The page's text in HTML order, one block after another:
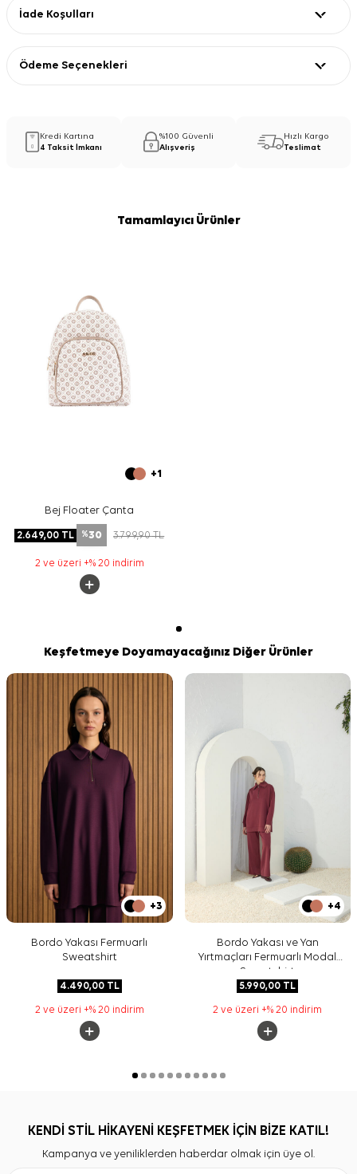
İade Koşulları
Ödeme Seçenekleri
Kredi Kartına
4 Taksit İmkanı
%100 Güvenli
Alışveriş
Hızlı Kargo
Teslimat
Tamamlayıcı Ürünler
+1
Bej Floater Çanta
2.649,00 TL %30 3.799,90TL
2 ve üzeri +% 20 indirim
Keşfetmeye Doyamayacağınız Diğer Ürünler
+3
Bordo Yakası Fermuarlı
Sweatshirt
4.490,00TL
2 ve üzeri +% 20 indirim
+4
Bordo Yakası ve Yan
Yırtmaçları Fermuarlı Modal
Sweatshirt
5.990,00 TL
2 ve üzeri +% 20 indirim
KENDİ STİL HİKAYENİ KEŞFETMEK İÇİN BİZE KATIL!
Kampanya ve yeniliklerden haberdar olmak için üye ol.